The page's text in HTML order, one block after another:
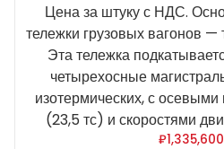
Цена за штуку с НДС.
тележки грузовых вагонов
Эта тележка
четырехосные
изотермических, с
(23,5 тс) и скоростями
₽